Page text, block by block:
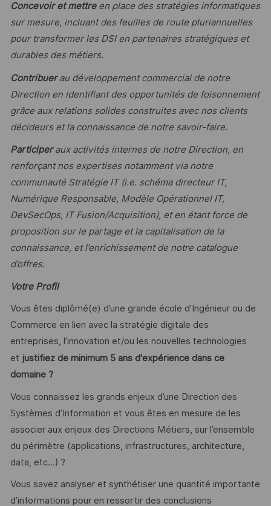
Concevoir et mettre en place des stratégies informatiques
sur mesure, incluant des feuilles de route pluriannuelles
pour transformer les DSI en partenaires stratégiques et
durables des métiers.
Contribuer au développement commercial de notre
Direction en identifiant des opportunités de foisonnement
grâce aux relations solides construites avec nos clients
décideurs et la connaissance de notre savoir-faire.
Participer aux activités internes de notre Direction, en
renforçant nos expertises notamment via notre
communauté Stratégie IT (i.e. schéma directeur IT,
Numérique Responsable, Modèle Opérationnel IT,
DevSecOps, IT Fusion/Acquisition), et en étant force de
proposition sur le partage et la capitalisation de la
connaissance, et l’enrichissement de notre catalogue
d’offres.
Votre Profil
Vous êtes diplômé(e) d’une grande école d’Ingénieur ou de
Commerce en lien avec la stratégie digitale des
entreprises, l’innovation et/ou les nouvelles technologies
et justifiez de minimum 5 ans d'expérience dans ce
domaine ?
Vous connaissez les grands enjeux d’une Direction des
Systèmes d’Information et vous êtes en mesure de les
associer aux enjeux des Directions Métiers, sur l’ensemble
du périmètre (applications, infrastructures, architecture,
data, etc…) ?
Vous savez analyser et synthétiser une quantité importante
d’informations pour en ressortir des conclusions